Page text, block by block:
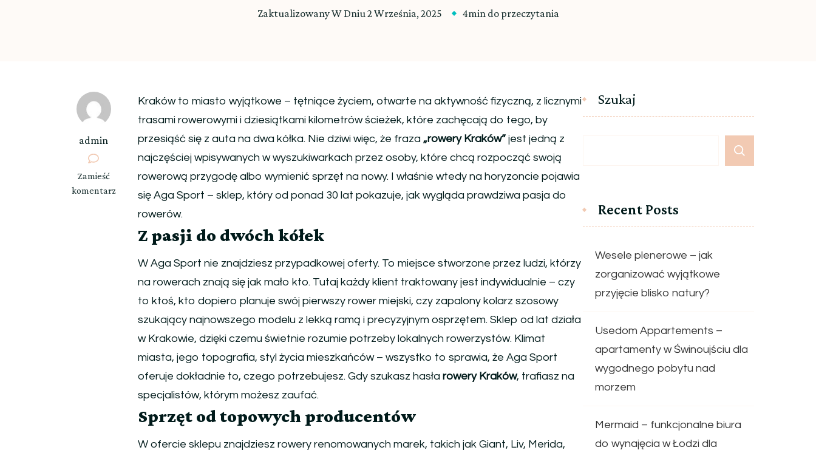
Zaktualizowany W Dniu 2 Września, 2025 4min do przeczytania
admin
Zamieść
komentarz
we
wpisie
Kraków to miasto wyjątkowe – tętniące życiem, otwarte na aktywność fizyczną, z licznymi
trasami rowerowymi i dziesiątkami kilometrów ścieżek, które zachęcają do tego, by
przesiąść się z auta na dwa kółka. Nie dziwi więc, że fraza „rowery Kraków” jest jedną z
najczęściej wpisywanych w wyszukiwarkach przez osoby, które chcą rozpocząć swoją
rowerową przygodę albo wymienić sprzęt na nowy. I właśnie wtedy na horyzoncie pojawia
się Aga Sport – sklep, który od ponad 30 lat pokazuje, jak wygląda prawdziwa pasja do
rowerów.
Z pasji do dwóch kółek
W Aga Sport nie znajdziesz przypadkowej oferty. To miejsce stworzone przez ludzi, którzy
na rowerach znają się jak mało kto. Tutaj każdy klient traktowany jest indywidualnie – czy
to ktoś, kto dopiero planuje swój pierwszy rower miejski, czy zapalony kolarz szosowy
szukający najnowszego modelu z lekką ramą i precyzyjnym osprzętem. Sklep od lat działa
w Krakowie, dzięki czemu świetnie rozumie potrzeby lokalnych rowerzystów. Klimat
miasta, jego topografia, styl życia mieszkańców – wszystko to sprawia, że Aga Sport
oferuje dokładnie to, czego potrzebujesz. Gdy szukasz hasła rowery Kraków, trafiasz na
specjalistów, którym możesz zaufać.
Sprzęt od topowych producentów
W ofercie sklepu znajdziesz rowery renomowanych marek, takich jak Giant, Liv, Merida,
Szukaj
Recent Posts
Wesele plenerowe – jak
zorganizować wyjątkowe
przyjęcie blisko natury?
Usedom Appartements –
apartamenty w Świnoujściu dla
wygodnego pobytu nad
morzem
Mermaid – funkcjonalne biura
do wynajęcia w Łodzi dla